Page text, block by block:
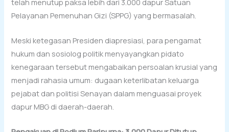
Pelayanan Pemenuhan Gizi (SPPG) yang bermasalah.
Meski ketegasan Presiden diapresiasi, para pengamat
hukum dan sosiolog politik menyayangkan pidato
kenegaraan tersebut mengabaikan persoalan krusial yang
menjadi rahasia umum: dugaan keterlibatan keluarga
pejabat dan politisi Senayan dalam menguasai proyek
dapur MBG di daerah-daerah.